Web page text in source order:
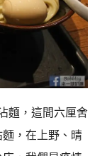
麵，這間六厘舍
，在上野、晴